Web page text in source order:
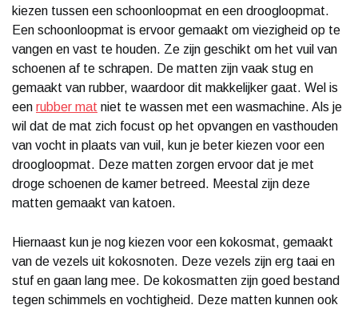
kiezen tussen een schoonloopmat en een droogloopmat.
Een schoonloopmat is ervoor gemaakt om viezigheid op te
vangen en vast te houden. Ze zijn geschikt om het vuil van
schoenen af te schrapen. De matten zijn vaak stug en
gemaakt van rubber, waardoor dit makkelijker gaat. Wel is
een rubber mat niet te wassen met een wasmachine. Als je
wil dat de mat zich focust op het opvangen en vasthouden
van vocht in plaats van vuil, kun je beter kiezen voor een
droogloopmat. Deze matten zorgen ervoor dat je met
droge schoenen de kamer betreed. Meestal zijn deze
matten gemaakt van katoen.
Hiernaast kun je nog kiezen voor een kokosmat, gemaakt
van de vezels uit kokosnoten. Deze vezels zijn erg taai en
stuf en gaan lang mee. De kokosmatten zijn goed bestand
tegen schimmels en vochtigheid. Deze matten kunnen ook